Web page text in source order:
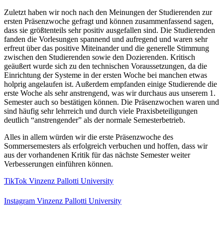
Zuletzt haben wir noch nach den Meinungen der Studierenden zur
ersten Präsenzwoche gefragt und können zusammenfassend sagen,
dass sie größtenteils sehr positiv ausgefallen sind. Die Studierenden
fanden die Vorlesungen spannend und aufregend und waren sehr
erfreut über das positive Miteinander und die generelle Stimmung
zwischen den Studierenden sowie den Dozierenden. Kritisch
geäußert wurde sich zu den technischen Voraussetzungen, da die
Einrichtung der Systeme in der ersten Woche bei manchen etwas
holprig angelaufen ist. Außerdem empfanden einige Studierende die
erste Woche als sehr anstrengend, was wir durchaus aus unserem 1.
Semester auch so bestätigen können. Die Präsenzwochen waren und
sind häufig sehr lehrreich und durch viele Praxisbeteiligungen
deutlich “anstrengender” als der normale Semesterbetrieb.
Alles in allem würden wir die erste Präsenzwoche des
Sommersemesters als erfolgreich verbuchen und hoffen, dass wir
aus der vorhandenen Kritik für das nächste Semester weiter
Verbesserungen einführen können.
TikTok Vinzenz Pallotti University
Instagram Vinzenz Pallotti University